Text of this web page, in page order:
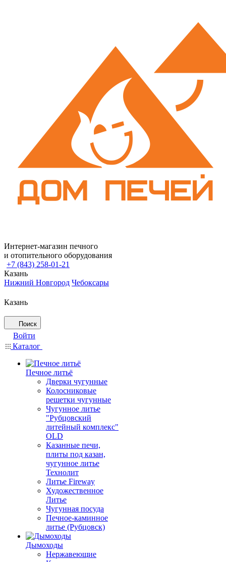
Интернет-магазин печного
и отопительного оборудования
+7 (843) 258-01-21
Казань
Нижний Новгород Чебоксары
Казань
Поиск
Войти
Каталог
Печное литьё
Дверки чугунные
Колосниковые
решетки чугунные
Чугунное литье
"Рубцовский
литейный комплекс"
OLD
Казанные печи,
плиты под казан,
чугунное литье
Технолит
Литье Fireway
Художественное
Литье
Чугунная посуда
Печное-каминное
литье (Рубцовск)
Дымоходы
Нержавеющие